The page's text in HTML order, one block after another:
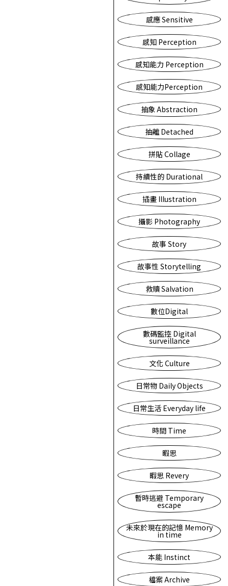
感應 Sensitive
感知 Perception
感知能力 Perception
感知能力Perception
抽象 Abstraction
抽離 Detached
拼貼 Collage
持續性的 Durational
插畫 Illustration
攝影 Photography
故事 Story
故事性 Storytelling
救贖 Salvation
數位Digital
數碼監控 Digital
surveillance
文化 Culture
日常物 Daily Objects
日常生活 Everyday life
時間 Time
暇思
暇思 Revery
暫時逃避 Temporary
escape
未來於現在的記憶 Memory
in time
本能 Instinct
檔案 Archive